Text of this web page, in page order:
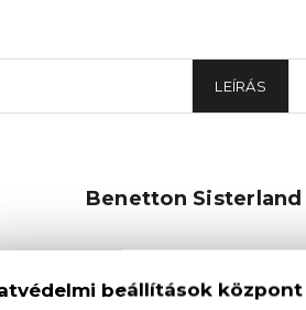
LEÍRÁS
Benetton Sisterland
olyan közel állnak
Yellow Peony Eau de